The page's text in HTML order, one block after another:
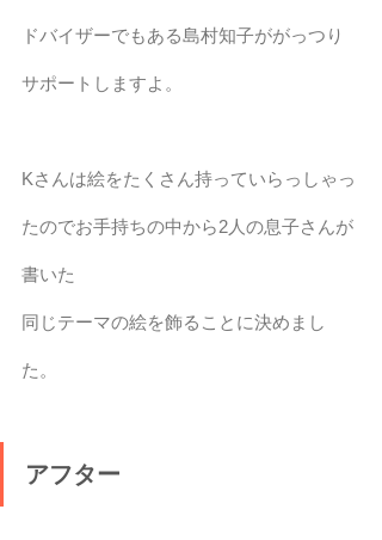
ドバイザーでもある島村知子ががっつり
サポートしますよ。
Kさんは絵をたくさん持っていらっしゃっ
たのでお手持ちの中から2人の息子さんが
書いた
同じテーマの絵を飾ることに決めまし
た。
アフター